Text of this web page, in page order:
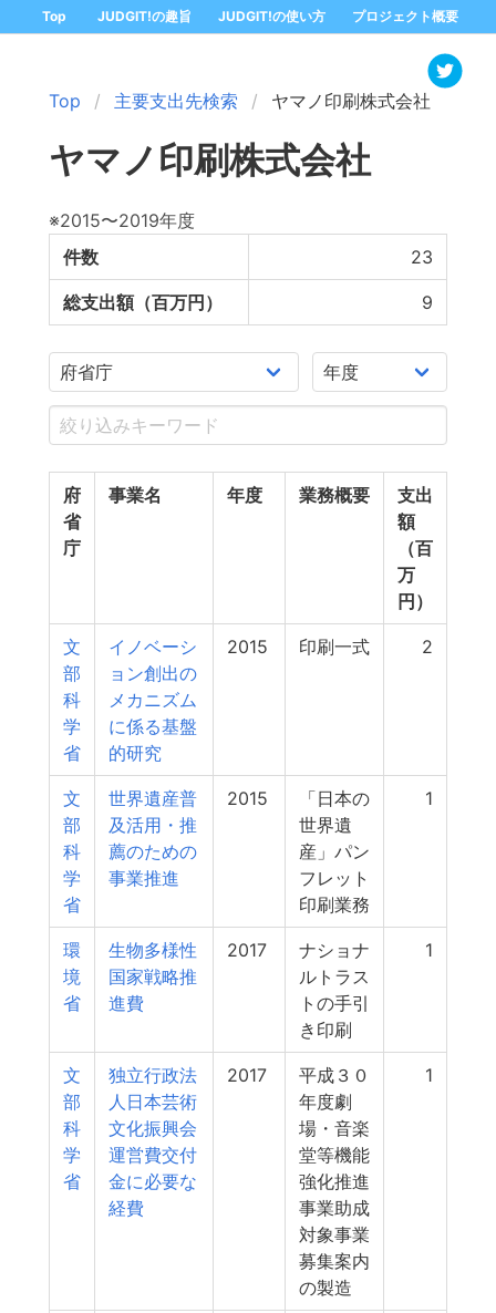
Top JUDGIT!の趣旨 JUDGIT!の使い方 プロジェクト概要
Top 主要支出先検索 ヤマノ印刷株式会社
ヤマノ印刷株式会社
※2015〜2019年度
件数
23
総支出額（百万円） 9
府
省
庁
事業名 年度 業務概要
支出
額
（百
万
円）
文
部
科
学
省
イノベーシ
ョン創出の
メカニズム
に係る基盤
的研究
2015 印刷一式 2
文
部
科
学
省
世界遺産普
及活用・推
薦のための
事業推進
2015
「日本の
世界遺
産」パン
フレット
印刷業務
1
環
境
省
生物多様性
国家戦略推
進費
2017
ナショナ
ルトラス
トの手引
き印刷
1
文
部
科
学
省
独立行政法
人日本芸術
文化振興会
運営費交付
金に必要な
経費
2017
平成３０
年度劇
場・音楽
堂等機能
強化推進
事業助成
対象事業
募集案内
の製造
1